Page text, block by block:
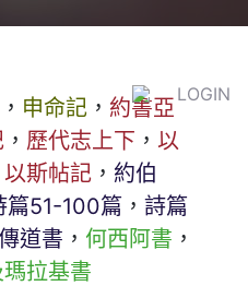
LOGIN
， 申命記 ， 約書亞
， 歷代志上下 ， 以
以斯帖記 ， 約伯
篇51-100篇 ， 詩篇
道書 ， 何西阿書 ，
拉基書